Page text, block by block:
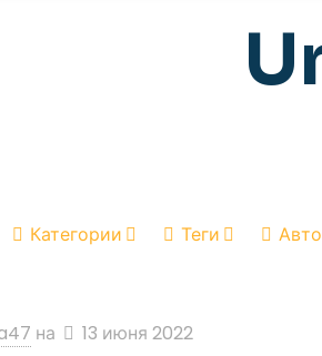
Категории Теги
на 13 июня 2022